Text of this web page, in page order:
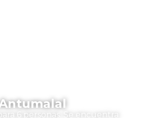
6 personas. Se encuentra